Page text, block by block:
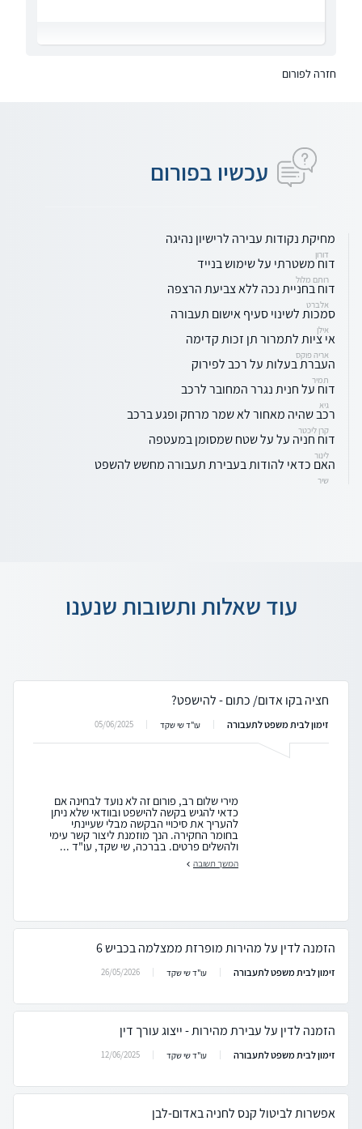
חזרה לפורום
עכשיו בפורום
מחיקת נקודות עבירה לרישיון נהיגה
דורון
דוח משטרתי על שימוש בנייד
רותם מלול
דוח בחניית נכה ללא צביעת הרצפה
אלברט
סמכות לשינוי סעיף אישום תעבורה
אילן
אי ציות לתמרור תן זכות קדימה
אריה פוקס
העברת בעלות על רכב לפירוק
תמיר
דוח על חנית נגרר המחובר לרכב
גיא
רכב שהיה מאחור לא שמר מרחק ופגע ברכב
קרן ליכטר
דוח חניה על על שטח שמסומן במעטפה
לינור
האם כדאי להודות בעבירת תעבורה מחשש להשפט
שיר
עוד שאלות ותשובות שנענו
חציה בקו אדום/ כתום - להישפט?
זימון לבית משפט לתעבורה עו"ד שי שקד 05/06/2025
מירי שלום רב, פורום זה לא נועד לבחינה אם
כדאי להגיש בקשה להישפט ובוודאי שלא ניתן
להעריך את סיכויי הבקשה מבלי שעיינתי
בחומר החקירה. הנך מוזמנת ליצור קשר עימי
ולהשלים פרטים. בברכה, שי שקד, עו"ד ...
המשך תשובה
הזמנה לדין על מהירות מופרזת ממצלמה בכביש 6
זימון לבית משפט לתעבורה עו"ד שי שקד 26/05/2026
הזמנה לדין על עבירת מהירות - ייצוג עורך דין
זימון לבית משפט לתעבורה עו"ד שי שקד 12/06/2025
אפשרות לביטול קנס לחניה באדום-לבן